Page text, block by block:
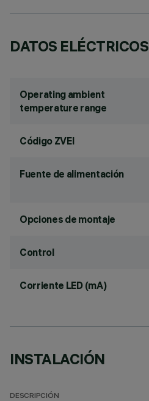
DATOS ELÉCTRICOS
Operating ambient
temperature range
Código ZVEI
Fuente de alimentación
Opciones de montaje
Control
Corriente LED (mA)
INSTALACIÓN
DESCRIPCIÓN